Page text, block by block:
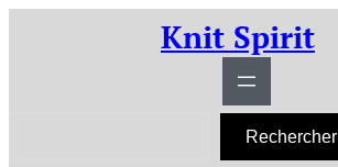
Knit Spirit
Rechercher